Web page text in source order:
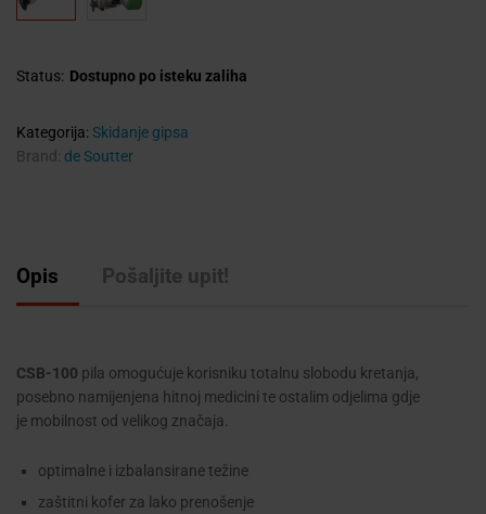
Status: Dostupno po isteku zaliha
Kategorija: Skidanje gipsa
Brand: de Soutter
Opis Pošaljite upit!
CSB-100 pila omogućuje korisniku totalnu slobodu kretanja,
posebno namijenjena hitnoj medicini te ostalim odjelima gdje
je mobilnost od velikog značaja.
optimalne i izbalansirane težine
zaštitni kofer za lako prenošenje